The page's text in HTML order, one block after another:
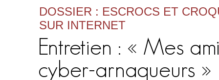
DOSSIER : ESCROCS ET
SUR INTERNET